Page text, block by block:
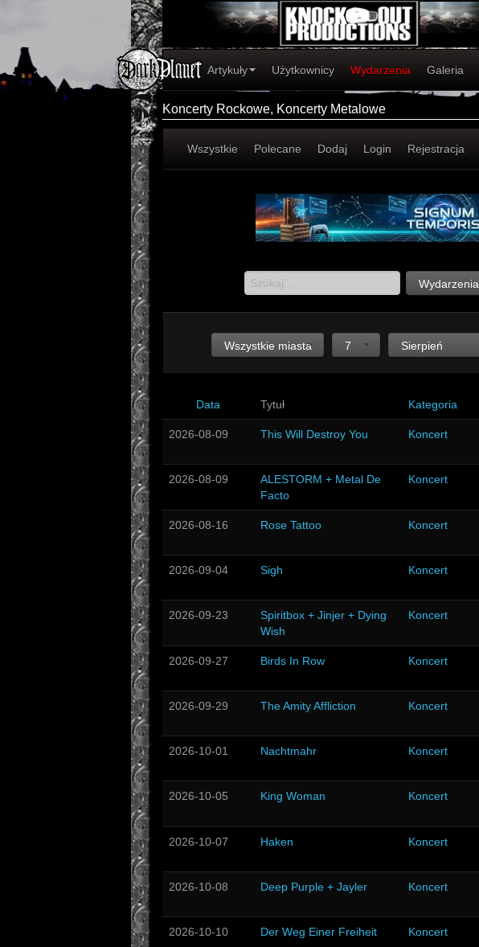
Artykuły Użytkownicy Wydarzenia Galeria
Koncerty Rockowe, Koncerty Metalowe
Wszystkie Polecane Dodaj Login Rejestracja
Wydarzenia
Wszystkie miasta 7 Sierpień
Data Tytuł Kategoria
2026-08-09 This Will Destroy You Koncert
2026-08-09
ALESTORM + Metal De
Facto
Koncert
2026-08-16 Rose Tattoo Koncert
2026-09-04 Sigh Koncert
2026-09-23
Spiritbox + Jinjer + Dying
Wish
Koncert
2026-09-27 Birds In Row Koncert
2026-09-29 The Amity Affliction Koncert
2026-10-01 Nachtmahr Koncert
2026-10-05 King Woman Koncert
2026-10-07 Haken Koncert
2026-10-08 Deep Purple + Jayler Koncert
2026-10-10 Der Weg Einer Freiheit Koncert